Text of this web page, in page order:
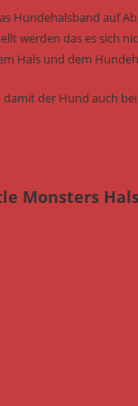
Hundehalsband auf
werden das es sich
Hals und dem
der Hund auch
Monsters